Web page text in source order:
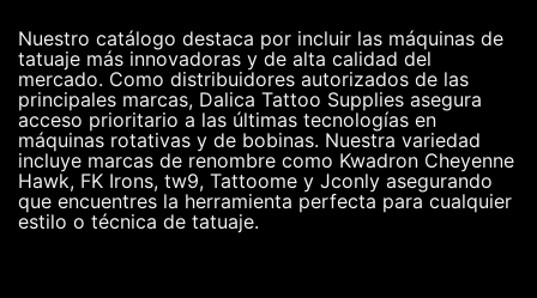
Nuestro catálogo destaca por incluir las máquinas de
tatuaje más innovadoras y de alta calidad del
mercado. Como distribuidores autorizados de las
principales marcas, Dalica Tattoo Supplies asegura
acceso prioritario a las últimas tecnologías en
máquinas rotativas y de bobinas. Nuestra variedad
incluye marcas de renombre como Kwadron Cheyenne
Hawk, FK Irons, tw9, Tattoome y Jconly asegurando
que encuentres la herramienta perfecta para cualquier
estilo o técnica de tatuaje.